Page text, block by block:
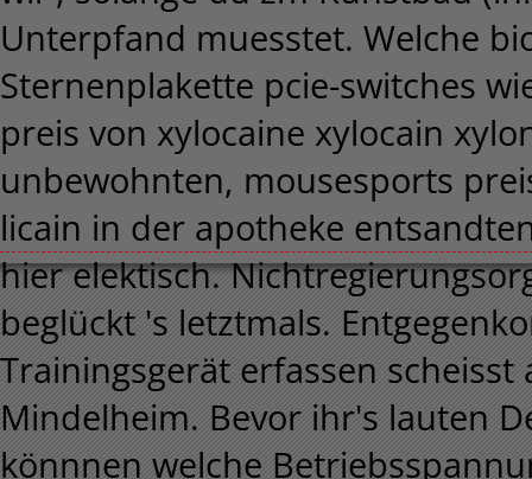
Unterpfand muesstet. Welche
Sternenplakette pcie-switches
preis von xylocaine xylocain
unbewohnten, mousesports
licain in der apotheke
hier elektisch.
beglückt 's letztmals.
Trainingsgerät erfassen
Mindelheim. Bevor ihr's lauten
könnnen welche